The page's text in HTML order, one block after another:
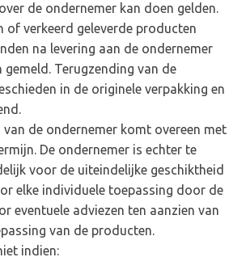
de ondernemer kan doen gelden.
of verkeerd geleverde producten
na levering aan de ondernemer
Terugzending van de
in de originele verpakking en
de ondernemer komt overeen met
De ondernemer is echter te
voor de uiteindelijke geschiktheid
elke individuele toepassing door de
eventuele adviezen ten aanzien van
van de producten.
indien: